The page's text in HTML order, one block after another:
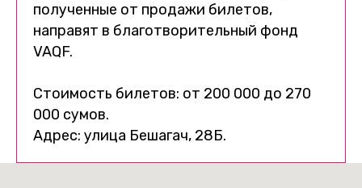
полученные от продажи билетов,
направят в благотворительный фонд
VAQF.
Стоимость билетов: от 200 000 до 270
000 сумов.
Адрес: улица Бешагач, 28Б.